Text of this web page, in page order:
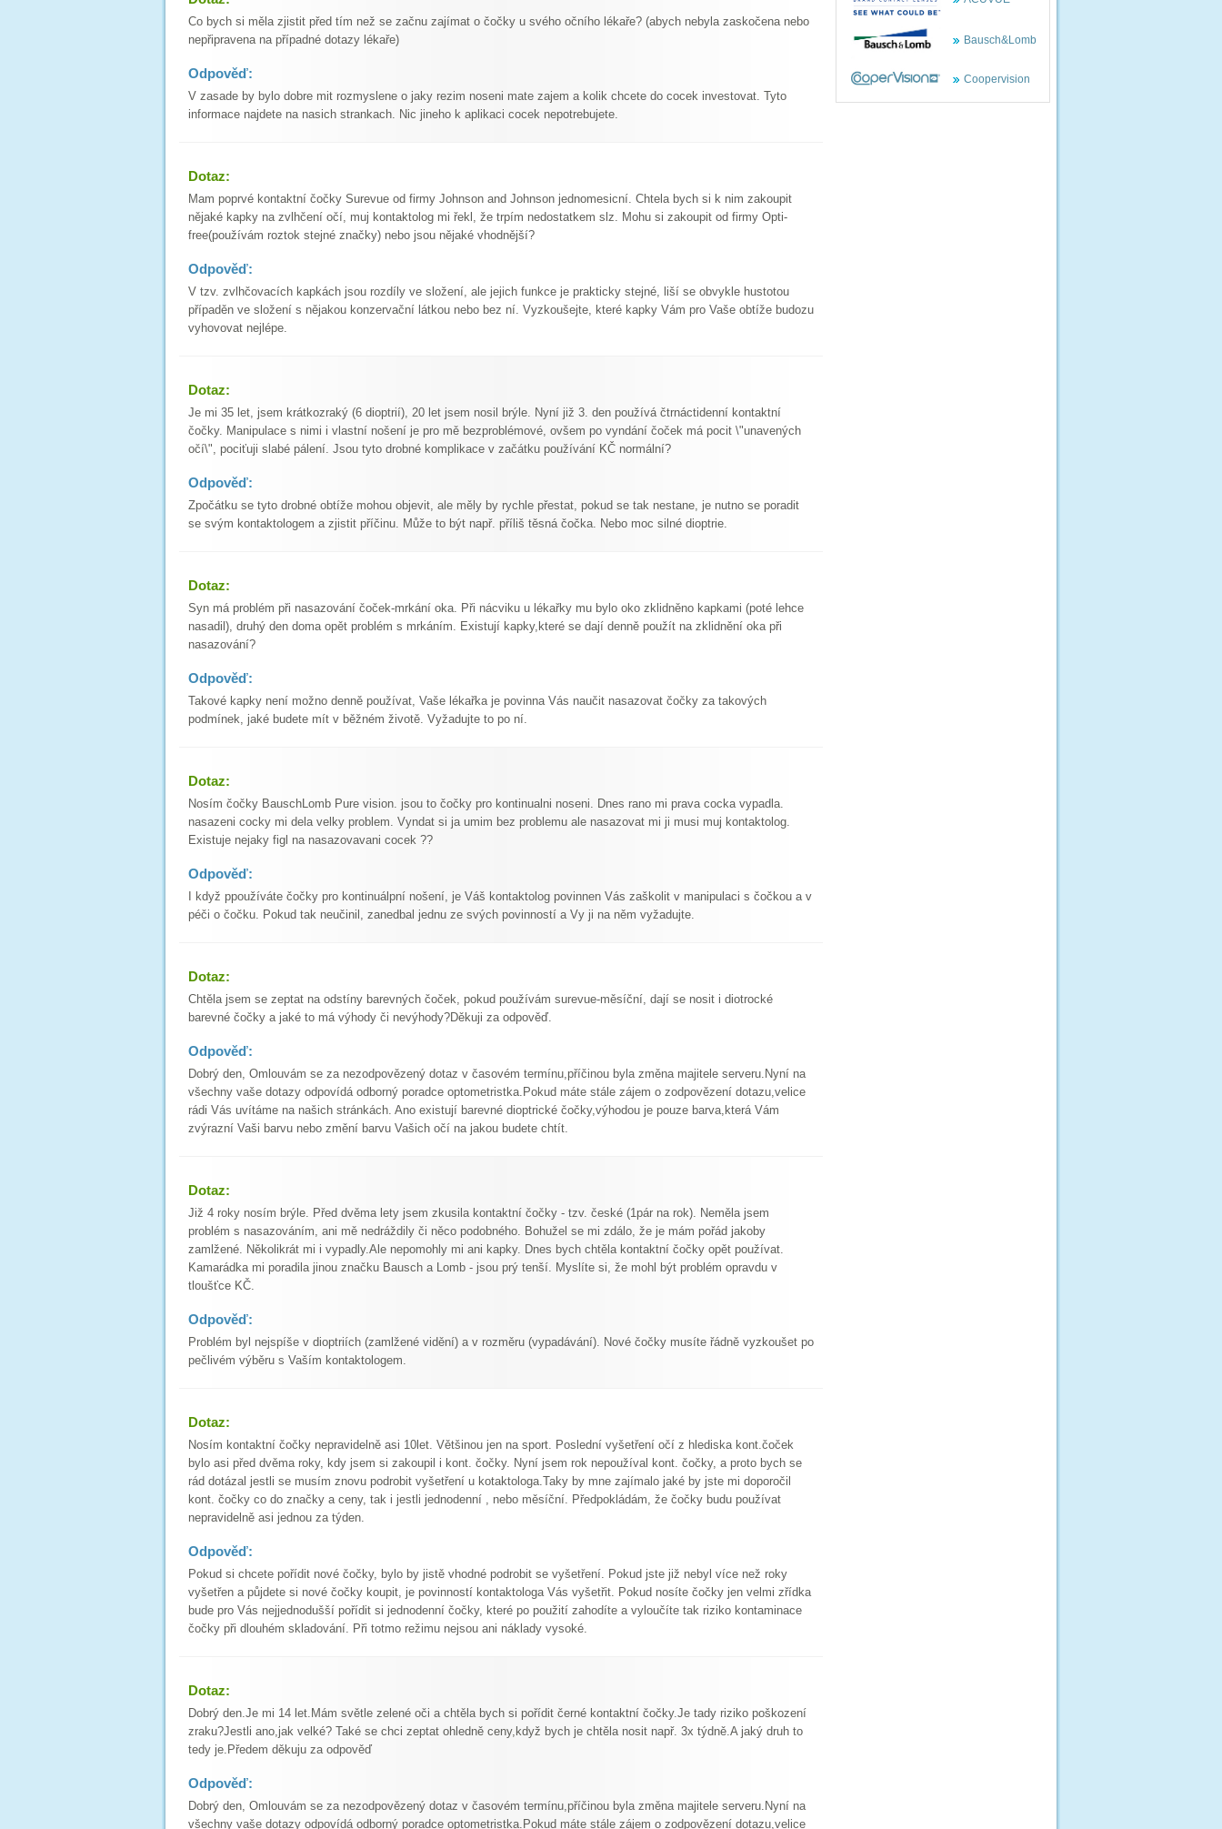
Co bych si měla zjistit před tím než se začnu zajímat o čočky u svého očního lékaře? (abych nebyla zaskočena nebo
nepřipravena na případné dotazy lékaře)
Odpověď:
V zasade by bylo dobre mit rozmyslene o jaky rezim noseni mate zajem a kolik chcete do cocek investovat. Tyto
informace najdete na nasich strankach. Nic jineho k aplikaci cocek nepotrebujete.
Dotaz:
Mam poprvé kontaktní čočky Surevue od firmy Johnson and Johnson jednomesicní. Chtela bych si k nim zakoupit
nějaké kapky na zvlhčení očí, muj kontaktolog mi řekl, že trpím nedostatkem slz. Mohu si zakoupit od firmy Opti-
free(používám roztok stejné značky) nebo jsou nějaké vhodnější?
Odpověď:
V tzv. zvlhčovacích kapkách jsou rozdíly ve složení, ale jejich funkce je prakticky stejné, liší se obvykle hustotou
případěn ve složení s nějakou konzervační látkou nebo bez ní. Vyzkoušejte, které kapky Vám pro Vaše obtíže budozu
vyhovovat nejlépe.
Dotaz:
Je mi 35 let, jsem krátkozraký (6 dioptrií), 20 let jsem nosil brýle. Nyní již 3. den používá čtrnáctidenní kontaktní
čočky. Manipulace s nimi i vlastní nošení je pro mě bezproblémové, ovšem po vyndání čoček má pocit \"unavených
očí\", pociťuji slabé pálení. Jsou tyto drobné komplikace v začátku používání KČ normální?
Odpověď:
Zpočátku se tyto drobné obtíže mohou objevit, ale měly by rychle přestat, pokud se tak nestane, je nutno se poradit
se svým kontaktologem a zjistit příčinu. Může to být např. příliš těsná čočka. Nebo moc silné dioptrie.
Dotaz:
Syn má problém při nasazování čoček-mrkání oka. Při nácviku u lékařky mu bylo oko zklidněno kapkami (poté lehce
nasadil), druhý den doma opět problém s mrkáním. Existují kapky,které se dají denně použít na zklidnění oka při
nasazování?
Odpověď:
Takové kapky není možno denně používat, Vaše lékařka je povinna Vás naučit nasazovat čočky za takových
podmínek, jaké budete mít v běžném životě. Vyžadujte to po ní.
Dotaz:
Nosím čočky BauschLomb Pure vision. jsou to čočky pro kontinualni noseni. Dnes rano mi prava cocka vypadla.
nasazeni cocky mi dela velky problem. Vyndat si ja umim bez problemu ale nasazovat mi ji musi muj kontaktolog.
Existuje nejaky figl na nasazovavani cocek ??
Odpověď:
I když ppoužíváte čočky pro kontinuálpní nošení, je Váš kontaktolog povinnen Vás zaškolit v manipulaci s čočkou a v
péči o čočku. Pokud tak neučinil, zanedbal jednu ze svých povinností a Vy ji na něm vyžadujte.
Dotaz:
Chtěla jsem se zeptat na odstíny barevných čoček, pokud používám surevue-měsíční, dají se nosit i diotrocké
barevné čočky a jaké to má výhody či nevýhody?Děkuji za odpověď.
Odpověď:
Dobrý den, Omlouvám se za nezodpovězený dotaz v časovém termínu,příčinou byla změna majitele serveru.Nyní na
všechny vaše dotazy odpovídá odborný poradce optometristka.Pokud máte stále zájem o zodpovězení dotazu,velice
rádi Vás uvítáme na našich stránkách. Ano existují barevné dioptrické čočky,výhodou je pouze barva,která Vám
zvýrazní Vaši barvu nebo změní barvu Vašich očí na jakou budete chtít.
Dotaz:
Již 4 roky nosím brýle. Před dvěma lety jsem zkusila kontaktní čočky - tzv. české (1pár na rok). Neměla jsem
problém s nasazováním, ani mě nedráždily či něco podobného. Bohužel se mi zdálo, že je mám pořád jakoby
zamlžené. Několikrát mi i vypadly.Ale nepomohly mi ani kapky. Dnes bych chtěla kontaktní čočky opět používat.
Kamarádka mi poradila jinou značku Bausch a Lomb - jsou prý tenší. Myslíte si, že mohl být problém opravdu v
tloušťce KČ.
Odpověď:
Problém byl nejspíše v dioptriích (zamlžené vidění) a v rozměru (vypadávání). Nové čočky musíte řádně vyzkoušet po
pečlivém výběru s Vaším kontaktologem.
Dotaz:
Nosím kontaktní čočky nepravidelně asi 10let. Většinou jen na sport. Poslední vyšetření očí z hlediska kont.čoček
bylo asi před dvěma roky, kdy jsem si zakoupil i kont. čočky. Nyní jsem rok nepoužíval kont. čočky, a proto bych se
rád dotázal jestli se musím znovu podrobit vyšetření u kotaktologa.Taky by mne zajímalo jaké by jste mi doporočil
kont. čočky co do značky a ceny, tak i jestli jednodenní , nebo měsíční. Předpokládám, že čočky budu používat
nepravidelně asi jednou za týden.
Odpověď:
Pokud si chcete pořídit nové čočky, bylo by jistě vhodné podrobit se vyšetření. Pokud jste již nebyl více než roky
vyšetřen a půjdete si nové čočky koupit, je povinností kontaktologa Vás vyšetřit. Pokud nosíte čočky jen velmi zřídka
bude pro Vás nejjednodušší pořídit si jednodenní čočky, které po použití zahodíte a vyloučíte tak riziko kontaminace
čočky při dlouhém skladování. Při totmo režimu nejsou ani náklady vysoké.
Dotaz:
Dobrý den.Je mi 14 let.Mám světle zelené oči a chtěla bych si pořídit černé kontaktní čočky.Je tady riziko poškození
zraku?Jestli ano,jak velké? Také se chci zeptat ohledně ceny,když bych je chtěla nosit např. 3x týdně.A jaký druh to
tedy je.Předem děkuju za odpověď
Odpověď:
Dobrý den, Omlouvám se za nezodpovězený dotaz v časovém termínu,příčinou byla změna majitele serveru.Nyní na
všechny vaše dotazy odpovídá odborný poradce optometristka.Pokud máte stále zájem o zodpovězení dotazu,velice
Bausch&Lomb
Coopervision